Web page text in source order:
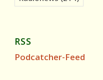
RSS
Podcatcher-Feed